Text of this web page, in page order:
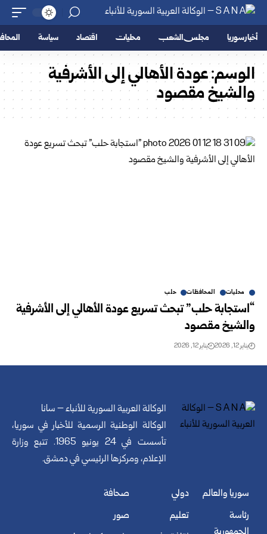
أخبار سوريا مجلس الشعب محليات اقتصاد سياسة
الوسم:عودة الأهالي إلى الأشرفية
والشيخ مقصود
محليات المحافظات حلب
“استجابة حلب” تبحث تسريع عودة الأهالي إلى الأشرفية
والشيخ مقصود
يناير 12, 2026 يناير 12, 2026
الوكالة العربية السورية للأنباء – سانا
الوكالة الوطنية الرسمية للأخبار في سوريا،
تأسست في 24 يونيو 1965. تتبع وزارة
الإعلام، ومركزها الرئيسي في دمشق.
سوريا والعالم
رئاسة
دولي
تعليم
صحافة
صور